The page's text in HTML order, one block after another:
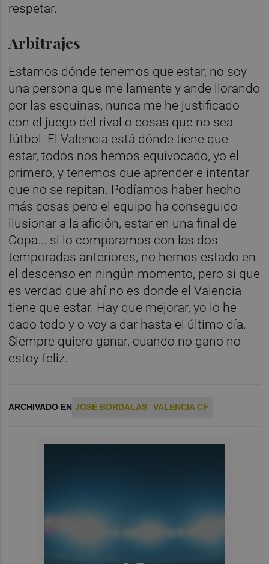
respetar.
Arbitrajes
Estamos dónde tenemos que estar, no soy
una persona que me lamente y ande llorando
por las esquinas, nunca me he justificado
con el juego del rival o cosas que no sea
fútbol. El Valencia está dónde tiene que
estar, todos nos hemos equivocado, yo el
primero, y tenemos que aprender e intentar
que no se repitan. Podíamos haber hecho
más cosas pero el equipo ha conseguido
ilusionar a la afición, estar en una final de
Copa... si lo comparamos con las dos
temporadas anteriores, no hemos estado en
el descenso en ningún momento, pero si que
es verdad que ahí no es donde el Valencia
tiene que estar. Hay que mejorar, yo lo he
dado todo y o voy a dar hasta el último día.
Siempre quiero ganar, cuando no gano no
estoy feliz.
ARCHIVADO EN JOSÉ BORDALAS VALENCIA CF